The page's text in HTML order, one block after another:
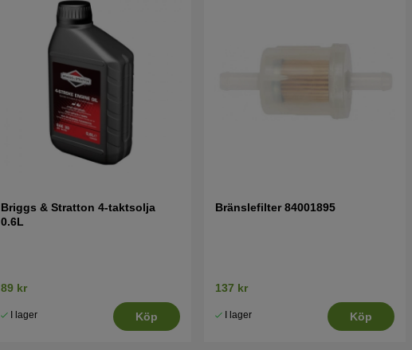
Briggs & Stratton 4-taktsolja
0.6L
89 kr
I lager Köp
Bränslefilter 84001895
137 kr
I lager Köp